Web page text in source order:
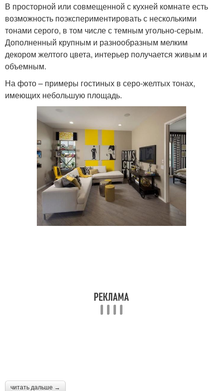
В просторной или совмещенной с кухней комнате есть
возможность поэкспериментировать с несколькими
тонами серого, в том числе с темным угольно-серым.
Дополненный крупным и разнообразным мелким
декором желтого цвета, интерьер получается живым и
объемным.
На фото – примеры гостиных в серо-желтых тонах,
имеющих небольшую площадь.
читать дальше →